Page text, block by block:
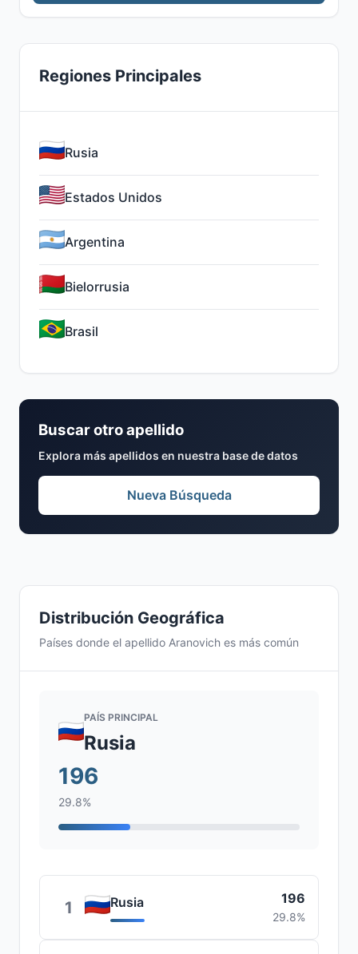
Distribución Geográfica
Países donde el apellido Aranovich es más común
PAÍS PRINCIPAL
Rusia
196
29.8%
1 Rusia 196
29.8%
Regiones Principales
Rusia
Estados Unidos
Argentina
Bielorrusia
Brasil
Buscar otro apellido
Explora más apellidos en nuestra base de datos
Nueva Búsqueda